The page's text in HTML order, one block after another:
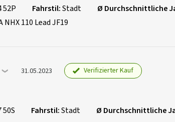
52P Fahrstil:Stadt
Ø Durchschnittliche
NHX 110 Lead JF19
31.05.2023 Verifizierter Kauf
Fahrstil:Stadt Ø Durchschnittliche